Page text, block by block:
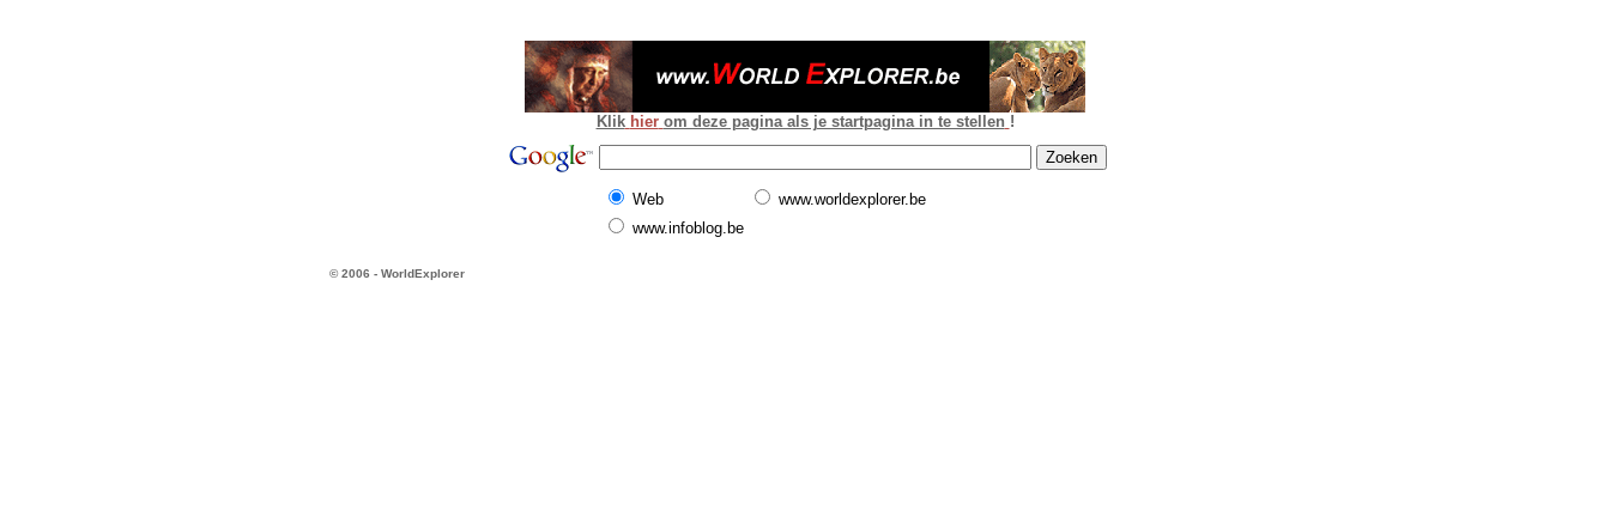
Klik hier om deze pagina als je startpagina in te stellen !
Web
www.worldexplorer.be
www.infoblog.be
© 2006 - WorldExplorer